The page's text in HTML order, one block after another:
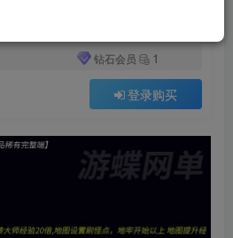
钻石会员 1
登录购买